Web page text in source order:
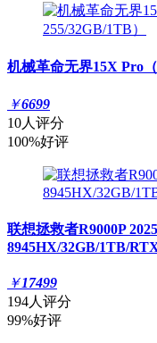
机械革命无界15X Pro
￥6699
10人评分
100%好评
联想拯救者R9000P
8945HX/32GB/1TB/
￥17499
194人评分
99%好评